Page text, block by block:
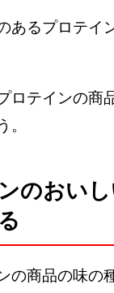
あるプロテイ
ロテインの商
。
のおい
の商品の味の